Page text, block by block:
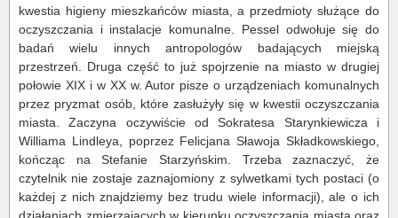
kwestia higieny mieszkańców miasta, a przedmioty służące do
oczyszczania i instalacje komunalne. Pessel odwołuje się do
badań wielu innych antropologów badających miejską
przestrzeń. Druga część to już spojrzenie na miasto w drugiej
połowie XIX i w XX w. Autor pisze o urządzeniach komunalnych
przez pryzmat osób, które zasłużyły się w kwestii oczyszczania
miasta. Zaczyna oczywiście od Sokratesa Starynkiewicza i
Williama Lindleya, poprzez Felicjana Sławoja Składkowskiego,
kończąc na Stefanie Starzyńskim. Trzeba zaznaczyć, że
czytelnik nie zostaje zaznajomiony z sylwetkami tych postaci (o
każdej z nich znajdziemy bez trudu wiele informacji), ale o ich